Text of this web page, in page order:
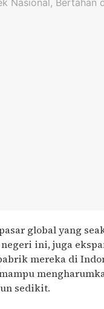
global yang
ini, juga
mereka di
sedikit.